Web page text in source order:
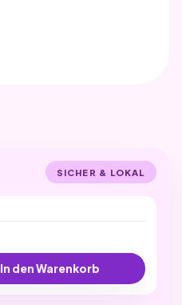
SICHER & LOKAL
In den Warenkorb